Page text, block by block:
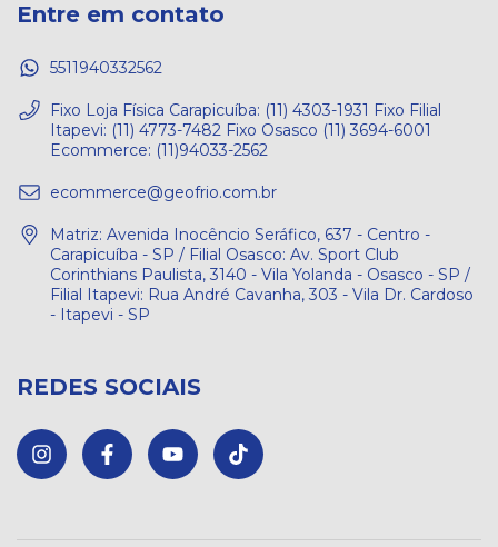
Entre em contato
5511940332562
Fixo Loja Física Carapicuíba: (11) 4303-1931 Fixo Filial
Itapevi: (11) 4773-7482 Fixo Osasco (11) 3694-6001
Ecommerce: (11)94033-2562
ecommerce@geofrio.com.br
Matriz: Avenida Inocêncio Seráfico, 637 - Centro -
Carapicuíba - SP / Filial Osasco: Av. Sport Club
Corinthians Paulista, 3140 - Vila Yolanda - Osasco - SP /
Filial Itapevi: Rua André Cavanha, 303 - Vila Dr. Cardoso
- Itapevi - SP
REDES SOCIAIS